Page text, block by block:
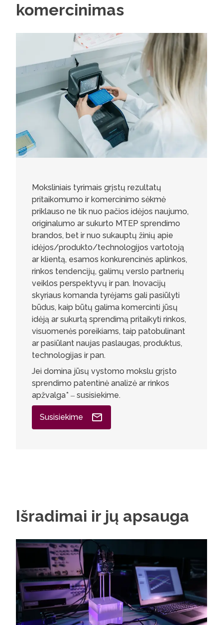
komercinimas
Moksliniais tyrimais grįstų rezultatų
pritaikomumo ir komercinimo sėkmė
priklauso ne tik nuo pačios idėjos naujumo,
originalumo ar sukurto MTEP sprendimo
brandos, bet ir nuo sukauptų žinių apie
idėjos/produkto/technologijos vartotoją
ar klientą, esamos konkurencinės aplinkos,
rinkos tendencijų, galimų verslo partnerių
veiklos perspektyvų ir pan. Inovacijų
skyriaus komanda tyrėjams gali pasiūlyti
būdus, kaip būtų galima komercinti jūsų
idėją ar sukurtą sprendimą pritaikyti rinkos,
visuomenės poreikiams, taip patobulinant
ar pasiūlant naujas paslaugas, produktus,
technologijas ir pan.
Jei domina jūsų vystomo mokslu grįsto
sprendimo patentinė analizė ar rinkos
apžvalga* ‒ susisiekime.
Susisiekime
Išradimai ir jų apsauga